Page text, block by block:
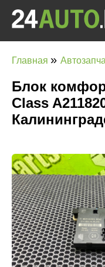
Главная »
Блок
Class